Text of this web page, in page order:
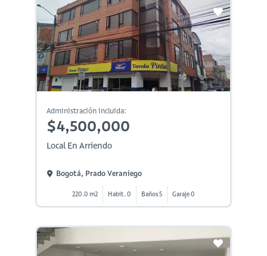
Administración incluida:
$4,500,000
Local En Arriendo
Bogotá, Prado Veraniego
220.0 m2 Habit. 0 Baños 5 Garaje 0